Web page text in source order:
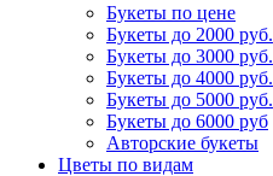
Букеты по цене
Букеты до 2000 руб.
Букеты до 3000 руб.
Букеты до 4000 руб.
Букеты до 5000 руб.
Букеты до 6000 руб
Авторские букеты
Цветы по видам